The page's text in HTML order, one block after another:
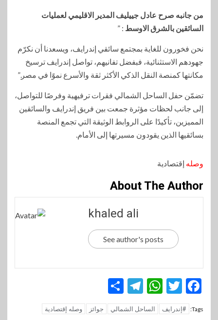
من جانبه صرح عادل جييليف المدير الاقليمي لعمليات
السائقين بالشرق الاوسط : ”
نحن فخورون للغاية بمجتمع سائقي إندرايف، ويسعدنا أن نكرّم
جهودهم الاستثنائية، فبفضل تفانيهم، تواصل إندرايف ترسيخ
مكانتها كمنصة النقل الذكي الأكثر ثقة والأسرع نموًا في مصر.”
تضمّن حفل الساحل الشمالي فقرات ترفيهية وفرصًا للتواصل،
إلى جانب لحظات مؤثرة جمعت بين فريق إندرايف والسائقين
المميزين، تأكيدًا على الروابط الوثيقة التي تجمع المنصة
بسائقيها الذين يقودون مسيرتها إلى الأمام.
وصله إقتصادية
About The Author
khaled ali
See author's posts
Facebook
Twitter
WhatsApp
Telegram
Tags: #إندرايف الساحل الشمالي جوائز وصله إقتصادية